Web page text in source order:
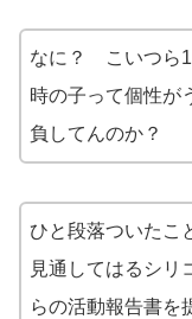
なに？ こいつら
時の子って個性が
負してんのか？
ひと段落ついたこ
見通してはるシリ
らの活動報告書を